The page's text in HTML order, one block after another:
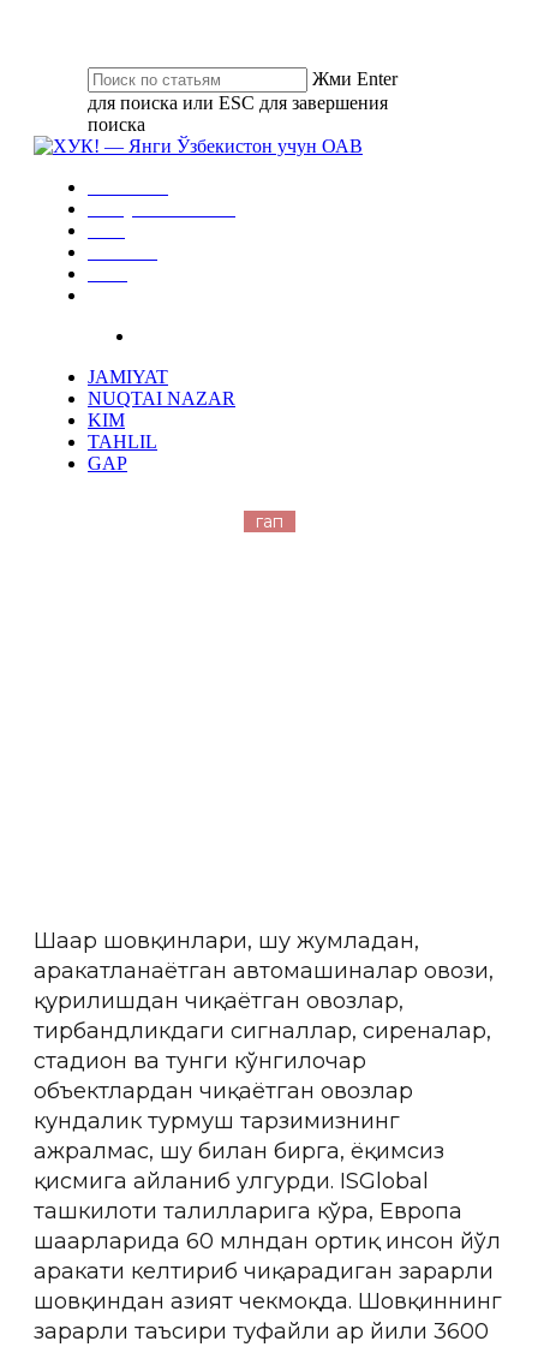
Жми Enter
для поиска или ESC для завершения
поиска
Close
search
Menu
JAMIYAT
NUQTAI NAZAR
KIM
TAHLIL
GAP
гап
Шаҳар шовқинлари, шу жумладан,
ҳаракатланаётган автомашиналар овози,
қурилишдан чиқаётган овозлар,
тирбандликдаги сигналлар, сиреналар,
стадион ва тунги кўнгилочар
объектлардан чиқаётган овозлар
кундалик турмуш тарзимизнинг
ажралмас, шу билан бирга, ёқимсиз
қисмига айланиб улгурди. ISGlobal
ташкилоти таҳлилларига кўра, Европа
шаҳарларида 60 млндан ортиқ инсон йўл
ҳаракати келтириб чиқарадиган зарарли
шовқиндан азият чекмоқда. Шовқиннинг
зарарли таъсири туфайли ҳар йили 3600